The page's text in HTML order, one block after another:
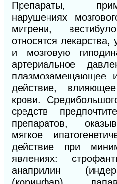
Препараты,
нарушениях
мигрени,
относятся
и
мозговую
артериальное
плазмозамещающее и
действие,
крови. Среди
средств
препаратов,
мягкое и
действие при
явлениях:
анаприлин